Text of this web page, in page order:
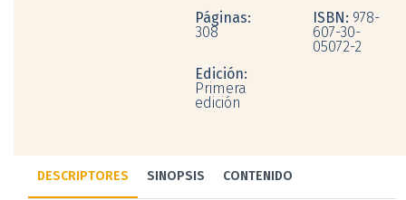
Páginas:
308
Edición:
Primera
edición
ISBN: 978-
607-30-
05072-2
DESCRIPTORES SINOPSIS CONTENIDO